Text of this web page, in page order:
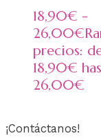
18,90€ -
26,00€
precios:
18,90€
26,00€
¡Contáctanos!